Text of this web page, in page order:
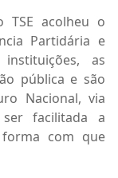
TSE acolheu o
Partidária e
as
pública e são
Nacional, via
facilitada a
com que